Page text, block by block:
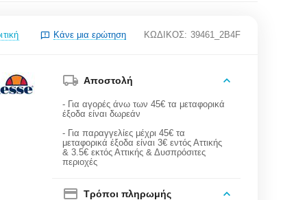
Κάνε μια ερώτηση ΚΩΔΙΚΟΣ: 39461_2B4F
Αποστολή
- Για αγορές άνω των 45€ τα μεταφορικά
έξοδα είναι δωρεάν
- Για παραγγελίες μέχρι 45€ τα
μεταφορικά έξοδα είναι 3€ εντός Αττικής
& 3.5€ εκτός Αττικής & Δυσπρόσιτες
περιοχές
Τρόποι πληρωμής